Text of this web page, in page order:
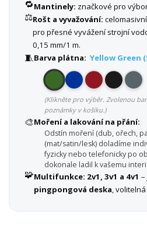
🔁Mantinely: značkové pro
⚖️Rošt a vyvažování:
pro přesné vyvážení strojní
0,15 mm/1 m.
🧵Barva plátna: Yellow Green
(Klikněte pro výběr. Zvolenou
poznámky v košíku.)
🎨Moření a lakování na přání:
Odstín moření (dub, ořech,
(mat/satin/lesk) doladíme
fyzicky nebo telefonicky po
dokonale ladil k vašemu
🧩Multifunkce: 2v1, 3v1 a 4v1 –
pingpongová deska, volitelná